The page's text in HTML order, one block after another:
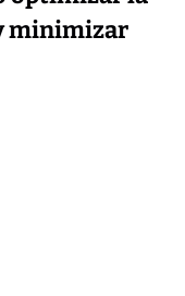
minimizar